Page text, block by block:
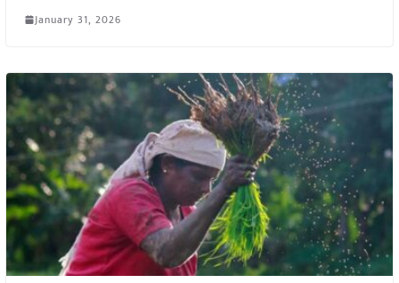
January 31, 2026